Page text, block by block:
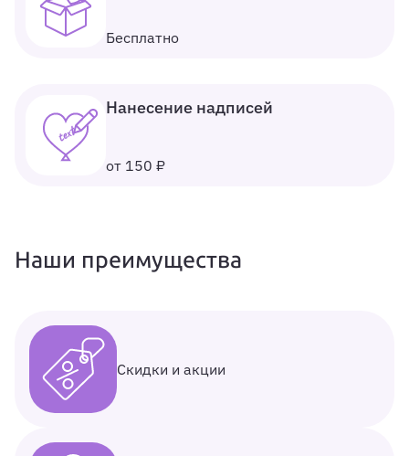
Бесплатно
Нанесение надписей
от 150 ₽
Наши преимущества
Скидки и акции